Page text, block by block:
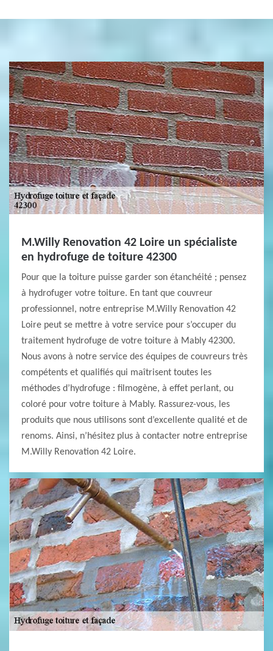
M.Willy Renovation 42 Loire un spécialiste
en hydrofuge de toiture 42300
Pour que la toiture puisse garder son étanchéité ; pensez
à hydrofuger votre toiture. En tant que couvreur
professionnel, notre entreprise M.Willy Renovation 42
Loire peut se mettre à votre service pour s’occuper du
traitement hydrofuge de votre toiture à Mably 42300.
Nous avons à notre service des équipes de couvreurs très
compétents et qualifiés qui maîtrisent toutes les
méthodes d’hydrofuge : filmogène, à effet perlant, ou
coloré pour votre toiture à Mably. Rassurez-vous, les
produits que nous utilisons sont d’excellente qualité et de
renoms. Ainsi, n’hésitez plus à contacter notre entreprise
M.Willy Renovation 42 Loire.